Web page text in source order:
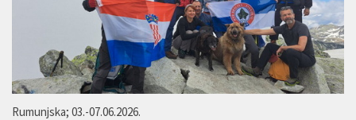
Rumunjska; 03.-07.06.2026.